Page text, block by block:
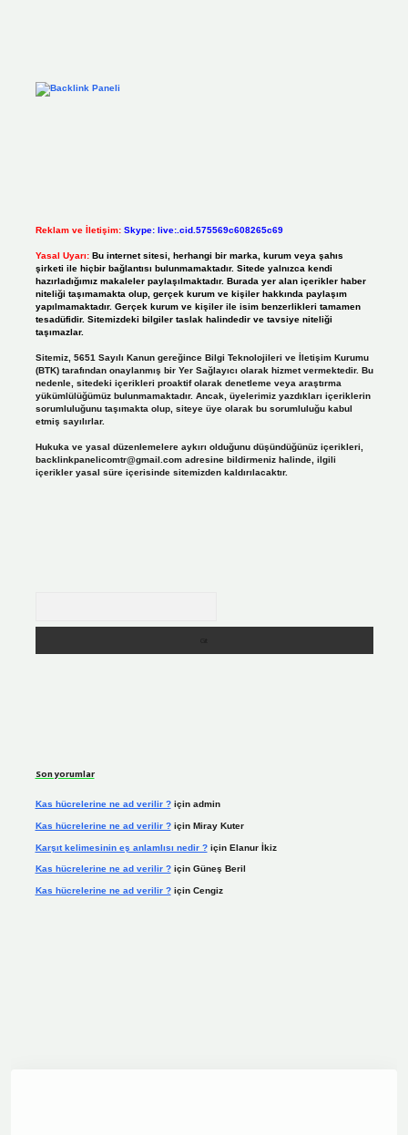
Reklam ve İletişim: Skype: live:.cid.575569c608265c69
Yasal Uyarı: Bu internet sitesi, herhangi bir marka, kurum veya şahıs
şirketi ile hiçbir bağlantısı bulunmamaktadır. Sitede yalnızca kendi
hazırladığımız makaleler paylaşılmaktadır. Burada yer alan içerikler haber
niteliği taşımamakta olup, gerçek kurum ve kişiler hakkında paylaşım
yapılmamaktadır. Gerçek kurum ve kişiler ile isim benzerlikleri tamamen
tesadüfidir. Sitemizdeki bilgiler taslak halindedir ve tavsiye niteliği
taşımazlar.
Sitemiz, 5651 Sayılı Kanun gereğince Bilgi Teknolojileri ve İletişim Kurumu
(BTK) tarafından onaylanmış bir Yer Sağlayıcı olarak hizmet vermektedir. Bu
nedenle, sitedeki içerikleri proaktif olarak denetleme veya araştırma
yükümlülüğümüz bulunmamaktadır. Ancak, üyelerimiz yazdıkları içeriklerin
sorumluluğunu taşımakta olup, siteye üye olarak bu sorumluluğu kabul
etmiş sayılırlar.
Hukuka ve yasal düzenlemelere aykırı olduğunu düşündüğünüz içerikleri,
backlinkpanelicomtr@gmail.comadresine bildirmeniz halinde, ilgili
içerikler yasal süre içerisinde sitemizden kaldırılacaktır.
Son yorumlar
Kas hücrelerine ne ad verilir ?için admin
Kas hücrelerine ne ad verilir ?için Miray Kuter
Karşıt kelimesinin eş anlamlısı nedir ?için Elanur İkiz
Kas hücrelerine ne ad verilir ?için Güneş Beril
Kas hücrelerine ne ad verilir ?için Cengiz